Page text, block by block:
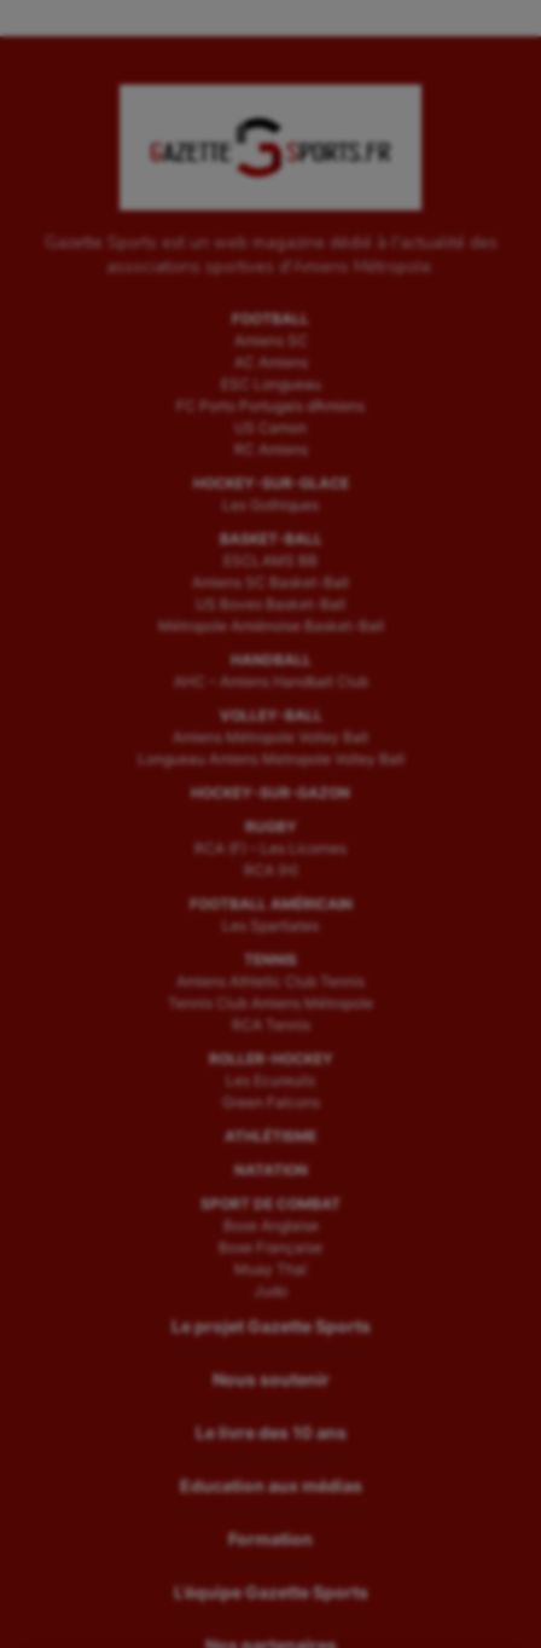
Gazette Sports est un web magazine dédié à l'actualité des
associations sportives d'Amiens Métropole.
FOOTBALL
Amiens SC
AC Amiens
ESC Longueau
FC Porto Portugais d’Amiens
US Camon
RC Amiens
HOCKEY-SUR-GLACE
Les Gothiques
BASKET-BALL
ESCLAMS BB
Amiens SC Basket-Ball
US Boves Basket-Ball
Métropole Amiénoise Basket-Ball
HANDBALL
AHC – Amiens Handball Club
VOLLEY-BALL
Amiens Métropole Volley Ball
Longueau Amiens Metropole Volley Ball
HOCKEY-SUR-GAZON
RUGBY
RCA (F) – Les Licornes
RCA (H)
FOOTBALL AMÉRICAIN
Les Spartiates
TENNIS
Amiens Athletic Club Tennis
Tennis Club Amiens Métropole
RCA Tennis
ROLLER-HOCKEY
Les Ecureuils
Green Falcons
ATHLÉTISME
NATATION
SPORT DE COMBAT
Boxe Anglaise
Boxe Française
Muay Thaï
Judo
Le projet Gazette Sports
Nous soutenir
Le livre des 10 ans
Education aux médias
Formation
L’équipe Gazette Sports